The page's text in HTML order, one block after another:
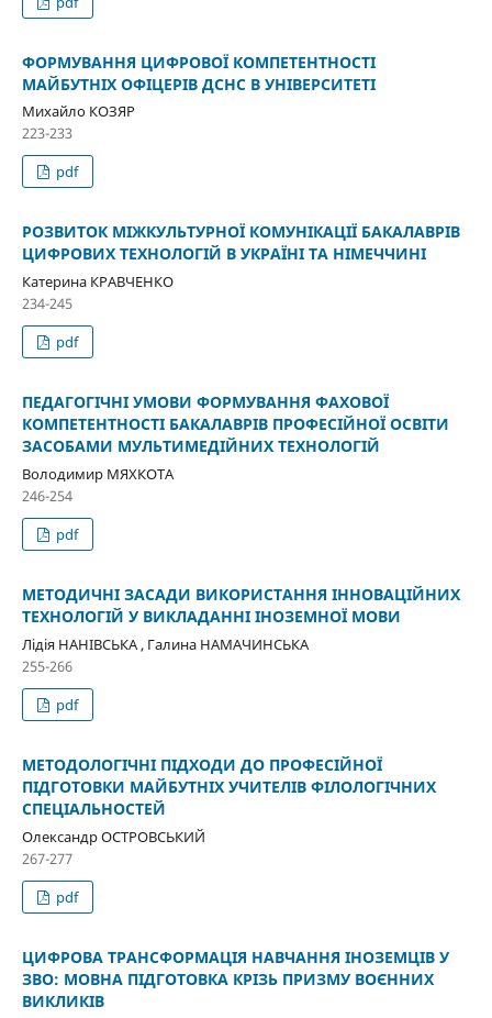
ФОРМУВАННЯ ЦИФРОВОЇ КОМПЕТЕНТНОСТІ
МАЙБУТНІХ ОФІЦЕРІВ ДСНС В УНІВЕРСИТЕТІ
Михайло КОЗЯР
223-233
pdf
РОЗВИТОК МІЖКУЛЬТУРНОЇ КОМУНІКАЦІЇ БАКАЛАВРІВ
ЦИФРОВИХ ТЕХНОЛОГІЙ В УКРАЇНІ ТА НІМЕЧЧИНІ
Катерина КРАВЧЕНКО
234-245
pdf
ПЕДАГОГІЧНІ УМОВИ ФОРМУВАННЯ ФАХОВОЇ
КОМПЕТЕНТНОСТІ БАКАЛАВРІВ ПРОФЕСІЙНОЇ ОСВІТИ
ЗАСОБАМИ МУЛЬТИМЕДІЙНИХ ТЕХНОЛОГІЙ
Володимир МЯХКОТА
246-254
pdf
МЕТОДИЧНІ ЗАСАДИ ВИКОРИСТАННЯ ІННОВАЦІЙНИХ
ТЕХНОЛОГІЙ У ВИКЛАДАННІ ІНОЗЕМНОЇ МОВИ
Лідія НАНІВСЬКА , Галина НАМАЧИНСЬКА
255-266
pdf
МЕТОДОЛОГІЧНІ ПІДХОДИ ДО ПРОФЕСІЙНОЇ
ПІДГОТОВКИ МАЙБУТНІХ УЧИТЕЛІВ ФІЛОЛОГІЧНИХ
СПЕЦІАЛЬНОСТЕЙ
Олександр ОСТРОВСЬКИЙ
267-277
pdf
ЦИФРОВА ТРАНСФОРМАЦІЯ НАВЧАННЯ ІНОЗЕМЦІВ У
ЗВО: МОВНА ПІДГОТОВКА КРІЗЬ ПРИЗМУ ВОЄННИХ
ВИКЛИКІВ